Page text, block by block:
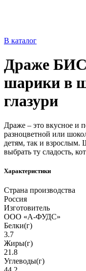
В каталог
Драже
шарики в
глазури
Драже – это вкусное и
разноцветной или
детям, так и
выбрать ту сладость,
Характеристики
Страна производства
Россия
Изготовитель
ООО «А-ФУДС»
Белки(г)
3.7
Жиры(г)
21.8
Углеводы(г)